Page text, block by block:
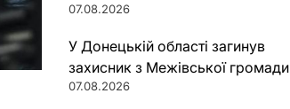
07.08.2026
У Донецькій області загинув
захисник з Межівської громади
07.08.2026